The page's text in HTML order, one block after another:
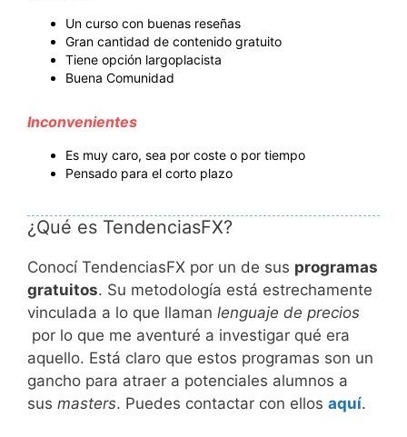
Un curso con buenas reseñas
Gran cantidad de contenido gratuito
Tiene opción largoplacista
Buena Comunidad
Inconvenientes
Es muy caro, sea por coste o por tiempo
Pensado para el corto plazo
¿Qué es TendenciasFX?
Conocí TendenciasFX por un de sus programas
gratuitos. Su metodología está estrechamente
vinculada a lo que llaman lenguaje de precios​
por lo que me aventuré a investigar qué era
aquello. Está claro que estos programas son un
gancho para atraer a potenciales alumnos a
sus masters. Puedes contactar con ellos aquí.